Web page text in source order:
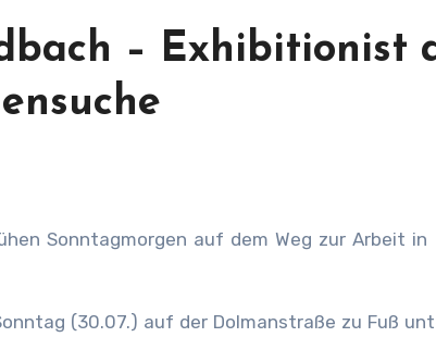
– Exhibitionist
Sonntagmorgen auf dem Weg zur Arbeit in
(30.07.) auf der Dolmanstraße zu Fuß